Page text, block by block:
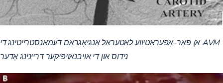
א) פאַר-אָפּעראַטיווע לאַטעראַל אַנגיאָגראַם דעמאַנסטרייטינג די AVM
נידוס און די אויבנאויפיקער דריינינג אָדער